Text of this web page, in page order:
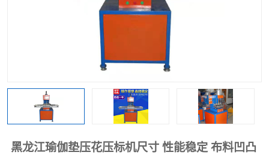
黑龙江瑜伽垫压花压标机尺寸 性能稳定 布料凹凸